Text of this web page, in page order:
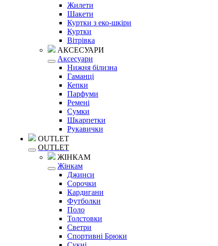
Жилети
Шакети
Куртки з еко-шкіри
Куртки
Вітрівка
АКСЕСУАРИ
Аксесуари
Нижня білизна
Гаманці
Кепки
Парфуми
Ремені
Сумки
Шкарпетки
Рукавички
OUTLET
OUTLET
ЖІНКАМ
Жінкам
Джинси
Сорочки
Кардигани
Футболки
Поло
Толстовки
Светри
Спортивні Брюки